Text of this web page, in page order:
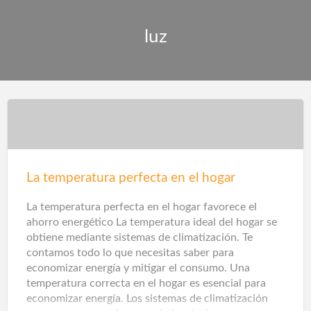
luz
La temperatura perfecta en el hogar
La temperatura perfecta en el hogar favorece el
ahorro energético La temperatura ideal del hogar se
obtiene mediante sistemas de climatización. Te
contamos todo lo que necesitas saber para
economizar energía y mitigar el consumo. Una
temperatura correcta en el hogar es esencial para
economizar energía. Los sistemas de climatización